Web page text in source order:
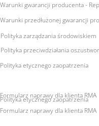
Warunki gwarancji producenta -
Warunki przedłużonej gwarancji
Polityka zarządzania środowiskiem
Polityka przeciwdziałania
Polityka etycznego zaopatrzenia
Formularz naprawy dla klienta RMA
Formularz naprawy dla klienta RMA
Polityka etycznego zaopatrzenia